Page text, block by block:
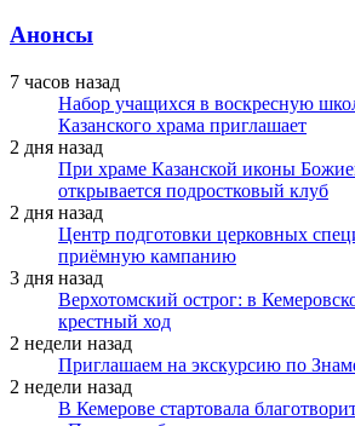
Анонсы
7 часов назад
Набор учащихся в воскресную
Казанского храма приглашает
2 дня назад
При храме Казанской иконы
открывается подростковый клуб
2 дня назад
Центр подготовки церковных
приёмную кампанию
3 дня назад
Верхотомский острог: в
крестный ход
2 недели назад
Приглашаем на экскурсию по
2 недели назад
В Кемерове стартовала